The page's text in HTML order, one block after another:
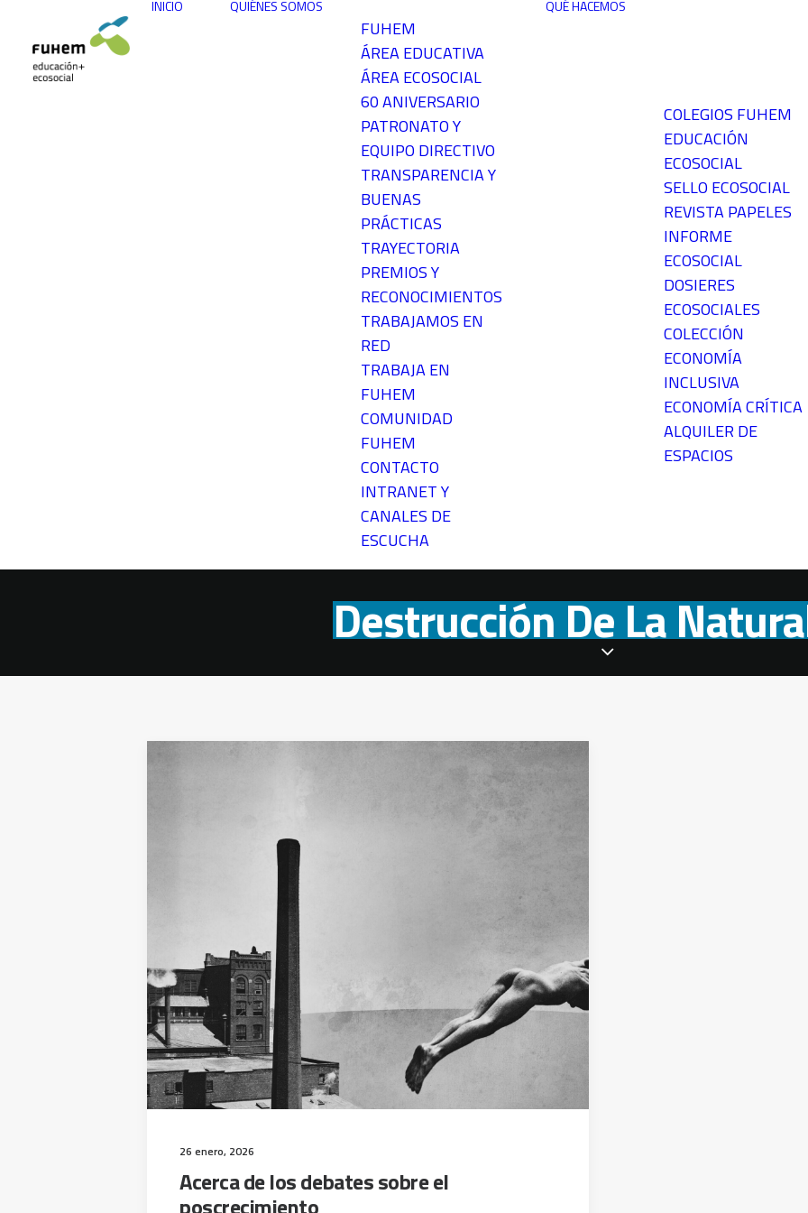
INICIO QUIÉNES SOMOS
FUHEM
ÁREA EDUCATIVA
ÁREA ECOSOCIAL
60 ANIVERSARIO
PATRONATO Y
EQUIPO DIRECTIVO
TRANSPARENCIA Y
BUENAS
PRÁCTICAS
TRAYECTORIA
PREMIOS Y
RECONOCIMIENTOS
TRABAJAMOS EN
RED
TRABAJA EN
FUHEM
COMUNIDAD
FUHEM
CONTACTO
INTRANET Y
CANALES DE
ESCUCHA
QUÉ HACEMOS
COLEGIOS FUHEM
EDUCACIÓN
ECOSOCIAL
SELLO ECOSOCIAL
REVISTA PAPELES
INFORME
ECOSOCIAL
DOSIERES
ECOSOCIALES
COLECCIÓN
ECONOMÍA
INCLUSIVA
ECONOMÍA CRÍTICA
ALQUILER DE
ESPACIOS
Destrucción De La
26 enero, 2026
Acerca de los debates sobre el